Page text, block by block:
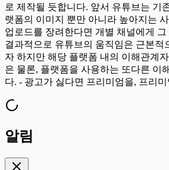
로 제작될 듯합니다. 앞서 유튜브는 기
랫폼의 이미지 뿐만 아니라 높아지는
업로드를 장려한다면 개별 채널에게
결과적으로 유튜브의 움직임은 근본
자 하지만 해당 플랫폼 내의 이해관계
은 물론, 플랫폼을 사용하는 또다른 이
다. - 광고가 싫다면 프리미엄을, 프리
알림